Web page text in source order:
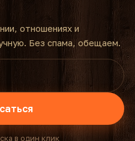
отношениях и
Без спама, обещаем.
в один клик